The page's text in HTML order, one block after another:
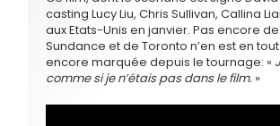
casting Lucy Liu, Chris Sullivan, Callina
aux Etats-Unis en janvier. Pas encore
Sundance et de Toronto n’en est en
encore marquée depuis le tournage: «
comme si je n’étais pas dans le film. »